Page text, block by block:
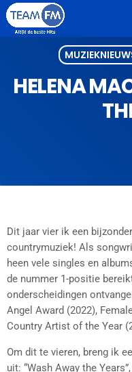
HELENA
Dit jaar vier ik een
countrymuziek! Als
heen vele singles en
de nummer 1-positie
onderscheidingen
Angel Award (2022),
Country Artist of the Year
Om dit te vieren, breng ik
uit: “Wash Away the